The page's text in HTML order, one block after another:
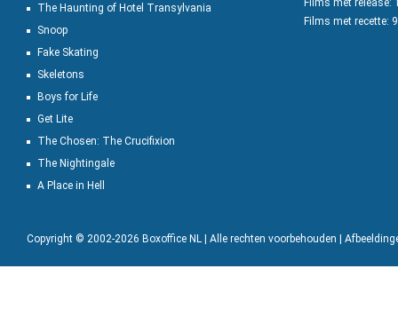
The Haunting of Hotel Transylvania
Snoop
Fake Skating
Skeletons
Boys for Life
Get Lite
The Chosen: The Crucifixion
The Nightingale
A Place in Hell
Films met release:
Films met recette:
Copyright © 2002-2026 Boxoffice NL | Alle rechten voorbehouden |